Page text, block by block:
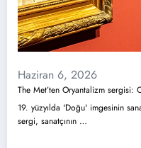
Haziran 6, 2026
The Met’ten Oryantalizm sergisi:
19. yüzyılda 'Doğu' imgesinin
sergi, sanatçının …